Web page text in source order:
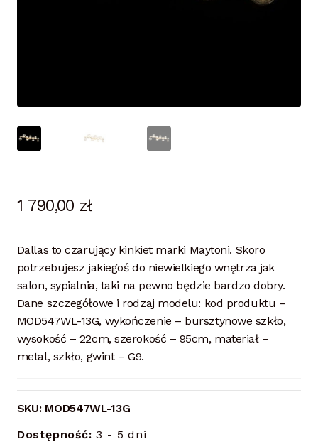
1 790,00 zł
Dallas to czarujący kinkiet marki Maytoni. Skoro
potrzebujesz jakiegoś do niewielkiego wnętrza jak
salon, sypialnia, taki na pewno będzie bardzo dobry.
Dane szczegółowe i rodzaj modelu: kod produktu –
MOD547WL-13G, wykończenie – bursztynowe szkło,
wysokość – 22cm, szerokość – 95cm, materiał –
metal, szkło, gwint – G9.
SKU: MOD547WL-13G
Dostępność: 3 - 5 dni